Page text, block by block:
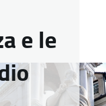
e le